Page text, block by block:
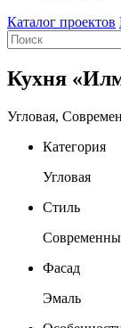
Каталог проектов
Кухня
Угловая,
Категория
Угловая
Стиль
Фасад
Эмаль